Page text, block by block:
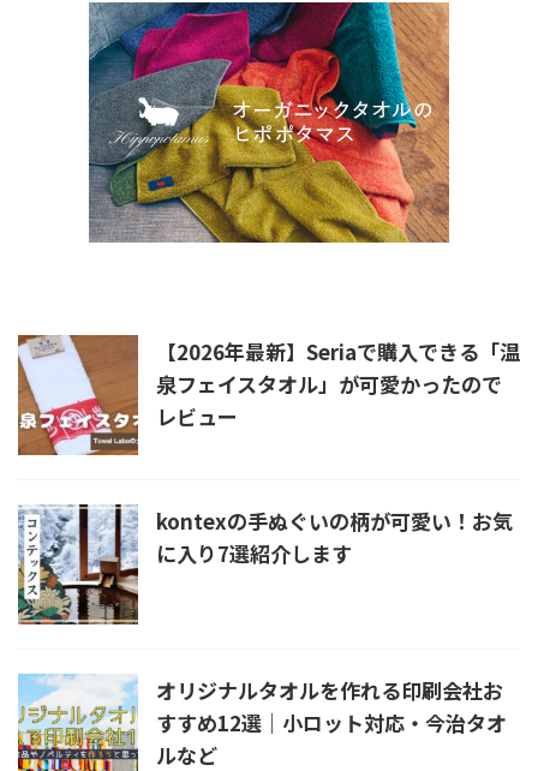
【2026年最新】Seriaで購入できる「温
泉フェイスタオル」が可愛かったので
レビュー
kontexの手ぬぐいの柄が可愛い！お気
に入り7選紹介します
オリジナルタオルを作れる印刷会社お
すすめ12選｜小ロット対応・今治タオ
ルなど